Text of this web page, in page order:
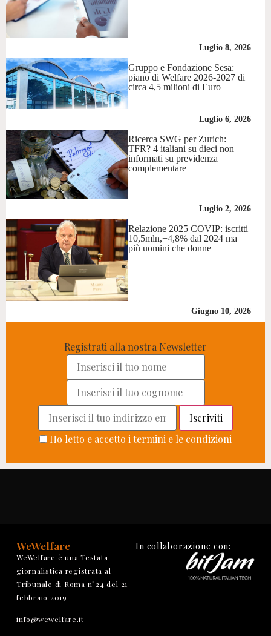
Luglio 8, 2026
Gruppo e Fondazione Sesa:
piano di Welfare 2026-2027 di
circa 4,5 milioni di Euro
Luglio 6, 2026
Ricerca SWG per Zurich:
TFR? 4 italiani su dieci non
informati su previdenza
complementare
Luglio 2, 2026
Relazione 2025 COVIP: iscritti
10,5mln,+4,8% dal 2024 ma
più uomini che donne
Giugno 10, 2026
Registrati alla nostra Newsletter
Ho letto e accetto i termini e le condizioni
WeWelfare
WeWelfare è una Testata
giornalistica registrata al
Tribunale di Roma n°24 del 21
febbraio 2019.
info@wewelfare.it
In collaborazione con: